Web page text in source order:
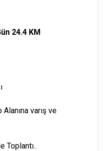
24.4 KM
varış ve
Toplantı..